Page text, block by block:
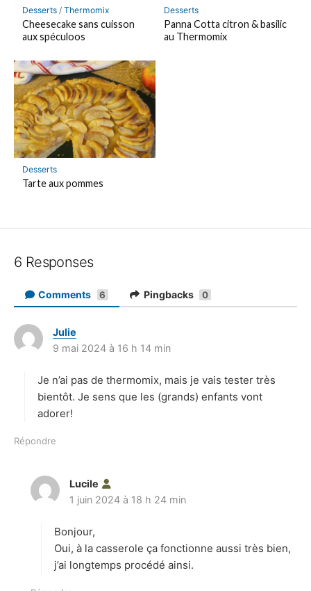
Desserts/ Thermomix
Cheesecake sans cuisson
aux spéculoos
Desserts
Panna Cotta citron & basilic
au Thermomix
Desserts
Tarte aux pommes
6 Responses
Comments 6 Pingbacks 0
Julie
i
:
9 mai 2024 à 16 h 14 min
Je n’ai pas de thermomix, mais je vais tester très
bientôt. Je sens que les (grands) enfants vont
adorer!
Répondre
Lucile
i
:
1 juin 2024 à 18 h 24 min
Bonjour,
Oui, à la casserole ça fonctionne aussi très bien,
j’ai longtemps procédé ainsi.